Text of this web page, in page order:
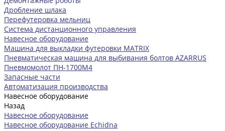
Дробление шлака
Перефутеровка мельниц
Система дистанционного управления
Навесное оборудование
Машина для выкладки футеровки MATRIX
Пневматическая машина для выбивания болтов AZARRUS
Пневмомолот ПН-1700М4
Запасные части
Автоматизация производства
Навесное оборудование
Назад
Навесное оборудование
Навесное оборудование Echidna